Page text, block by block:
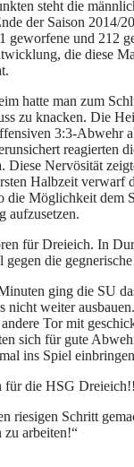
steht die
der Saison 2014/
geworfene und 212
die diese
hatte man zum
zu knacken. Die
3:3-Abwehr
reagierten
Diese Nervösität
Halbzeit verwarf
die Möglichkeit dem
aufzusetzen.
für Dreieich. In
die
ging die SU
nicht weiter
Tor mit
sich für gute
ins Spiel
für die HSG Dreieich!!
riesigen Schritt
zu arbeiten!“